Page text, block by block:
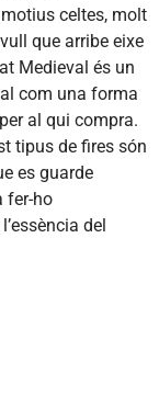
celtes, molt
que arribe eixe
Medieval és un
com una forma
al qui compra.
tipus de fires són
es guarde
fer-ho
del